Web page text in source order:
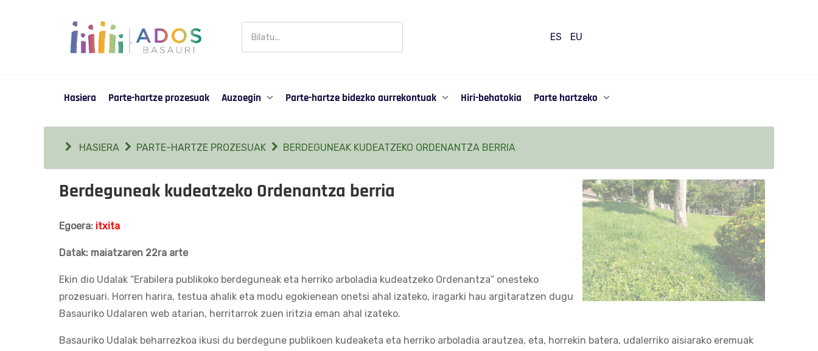
ES EU
Hasiera Parte-hartze prozesuak Auzoegin Parte-hartze bidezko aurrekontuak Hiri-behatokia Parte hartzeko
HASIERA PARTE-HARTZE PROZESUAK BERDEGUNEAK KUDEATZEKO ORDENANTZA BERRIA
Berdeguneak kudeatzeko Ordenantza berria
Egoera: itxita
Datak: maiatzaren 22ra arte
Ekin dio Udalak “Erabilera publikoko berdeguneak eta herriko arboladia kudeatzeko Ordenantza” onesteko
prozesuari. Horren harira, testua ahalik eta modu egokienean onetsi ahal izateko, iragarki hau argitaratzen dugu
Basauriko Udalaren web atarian, herritarrok zuen iritzia eman ahal izateko.
Basauriko Udalak beharrezkoa ikusi du berdegune publikoen kudeaketa eta herriko arboladia arautzea, eta, horrekin batera, udalerriko aisiarako eremuak